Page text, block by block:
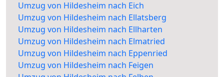
Umzug von Hildesheim nach Eich
Umzug von Hildesheim nach Ellatsberg
Umzug von Hildesheim nach Ellharten
Umzug von Hildesheim nach Elmatried
Umzug von Hildesheim nach Eppenried
Umzug von Hildesheim nach Feigen